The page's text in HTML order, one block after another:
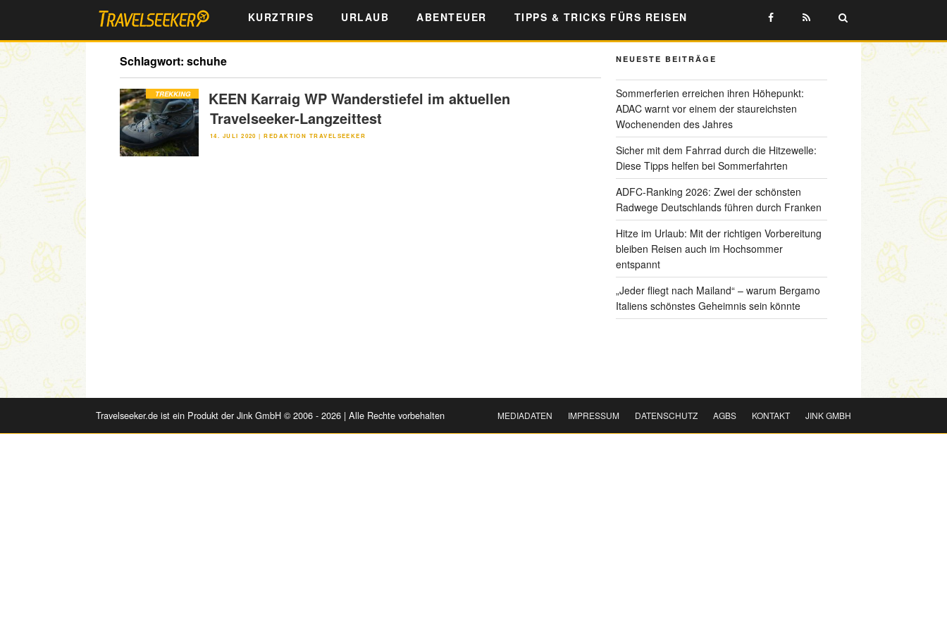
springen
KURZTRIPS URLAUB ABENTEUER TIPPS & TRICKS FÜRS REISEN
Schlagwort: schuhe
TREKKING
KEEN Karraig WP Wanderstiefel im aktuellen
Travelseeker-Langzeittest
VERÖFFENTLICHT
14. JULI 2020 |REDAKTION TRAVELSEEKER
NEUESTE BEITRÄGE
Sommerferien erreichen ihren Höhepunkt:
ADAC warnt vor einem der staureichsten
Wochenenden des Jahres
Sicher mit dem Fahrrad durch die Hitzewelle:
Diese Tipps helfen bei Sommerfahrten
ADFC-Ranking 2026: Zwei der schönsten
Radwege Deutschlands führen durch Franken
Hitze im Urlaub: Mit der richtigen Vorbereitung
bleiben Reisen auch im Hochsommer
entspannt
„Jeder fliegt nach Mailand“ – warum Bergamo
Italiens schönstes Geheimnis sein könnte
Travelseeker.de ist ein Produkt der Jink GmbH © 2006 - 2026 | Alle Rechte vorbehalten MEDIADATEN IMPRESSUM DATENSCHUTZ AGBS KONTAKT JINK GMBH